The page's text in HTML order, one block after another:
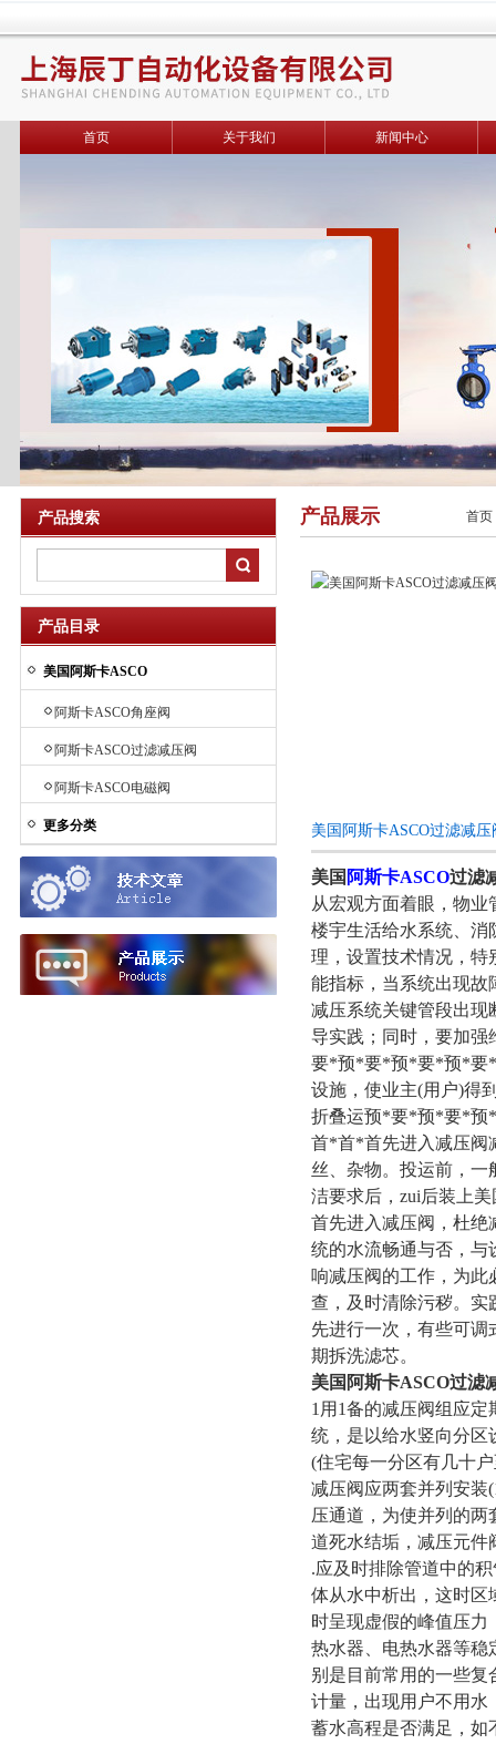
首页 关于我们 新闻中心
产品搜索
产品目录
美国阿斯卡ASCO
阿斯卡ASCO角座阀
阿斯卡ASCO过滤减压阀
阿斯卡ASCO电磁阀
更多分类
产品展示 首页
美国阿斯卡ASCO过滤减
美国 阿斯卡ASCO过滤
从宏观方面着眼，物
楼宇生活给水系统、消
理，设置技术情况，特
能指标，当系统出现故
减压系统关键管段出现
导实践；同时，要加
要*预*要*预*要*预*要*
设施，使业主(用户)得
折叠运预*要*预*要*预
首*首*首先进入减压阀
丝、杂物。投运前，
洁要求后，zui后装上
首先进入减压阀，杜
统的水流畅通与否，与
响减压阀的工作，为
查，及时清除污秽。
先进行一次，有些可调
期拆洗滤芯。
美国阿斯卡ASCO过滤
1用1备的减压阀组应
统，是以给水竖向分区
(住宅每一分区有几十
减压阀应两套并列安装
压通道，为使并列的
道死水结垢，减压元件
.应及时排除管道中的
体从水中析出，这时区
时呈现虚假的峰值压
热水器、电热水器等稳
别是目前常用的一些
计量，出现用户不用水
蓄水高程是否满足，